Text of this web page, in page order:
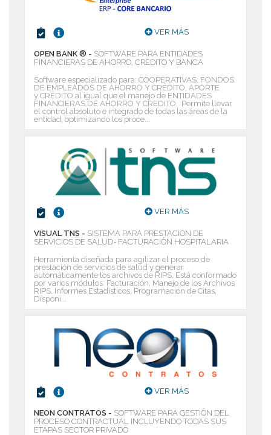
VER MÁS
OPEN BANK ® - SOFTWARE PARA ENTIDADES
FINANCIERAS DE AHORRO, CRÉDITO Y BANCA
Software especializado para: COOPERATIVAS, FONDOS
DE EMPLEADOS DE AHORRO Y CRÉDITO, APORTE
y CRÉDITO al igual que el manejo de ENTIDADES
FINANCIERAS DE AHORRO Y CREDITO. Permite llevar
el control absoluto e integrado de todas las áreas de la
entidad, optimizando los proce...
VER MÁS
VISUAL TNS - SISTEMA PARA PRESTACIÓN DE
SERVICIOS DE SALUD- FACTURACIÓN HOSPITALARIA
Herramienta diseñada para agilizar el proceso de
prestación de servicios de salud y generar
automáticamente los archivos de RIPS. Está conformado
por varios módulos: Facturación, Manejo de los Archivos
RIPS, Informes Estadísticos, Programación de Citas,
Disponi...
VER MÁS
NEON CONTRATOS - SOFTWARE PARA GESTIÓN DEL
PROCESO CONTRACTUAL INCLUYENDO TODAS SUS
ETAPAS SECTOR PRIVADO